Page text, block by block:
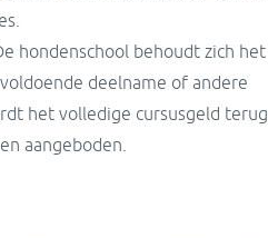
hondenschool behoudt zich
deelname of andere
het volledige cursusgeld
aangeboden.